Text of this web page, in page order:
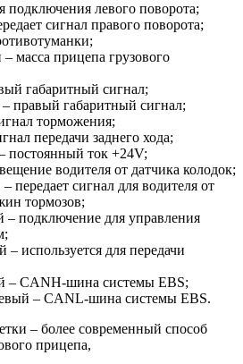
подключения левого поворота;
сигнал правого поворота;
масса прицепа грузового
габаритный сигнал;
правый габаритный сигнал;
торможения;
передачи заднего хода;
постоянный ток +24V;
водителя от датчика колодок;
передает сигнал для водителя от
тормозов;
– подключение для управления
– используется для передачи
– CANH-шина системы EBS;
– CANL-шина системы EBS.
– более современный способ
прицепа,